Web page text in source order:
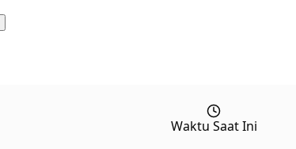
Waktu Saat Ini